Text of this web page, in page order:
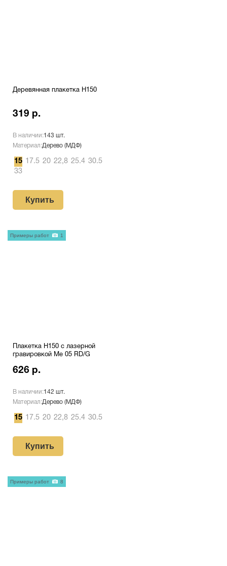
Деревянная плакетка H150
319 р.
В наличии:143 шт.
Материал:Дерево (МДФ)
15 17.5 20 22,8 25.4 30.5
33
Купить
Плакетка H150 с лазерной
гравировкой Me 05 RD/G
626 р.
В наличии:142 шт.
Материал:Дерево (МДФ)
15 17.5 20 22,8 25.4 30.5
Купить
Примеры работ 1
Примеры работ 8